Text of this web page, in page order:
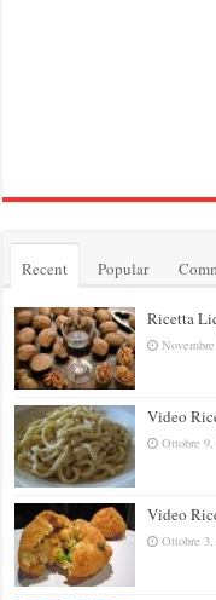
Recent Popular
Ricetta
Video
Ottobre 9,
Video
Ottobre 3,